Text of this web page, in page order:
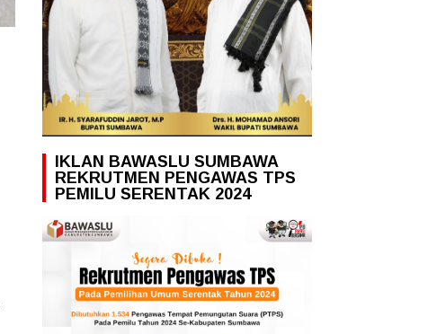
IKLAN BAWASLU SUMBAWA
REKRUTMEN PENGAWAS TPS
PEMILU SERENTAK 2024